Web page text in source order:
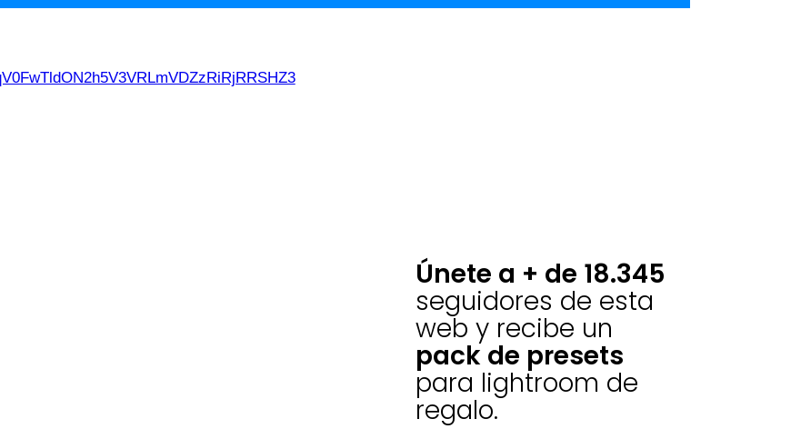
Únete a + de 18.345
seguidores de esta
web y recibe un
pack de presets
para lightroom de
regalo.